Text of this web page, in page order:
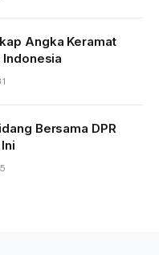
Angka Keramat
Bersama DPR